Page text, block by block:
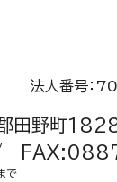
法人番号
田野町
で